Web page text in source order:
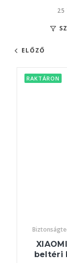
25
ELŐZŐ
RAKTÁRON
beltéri